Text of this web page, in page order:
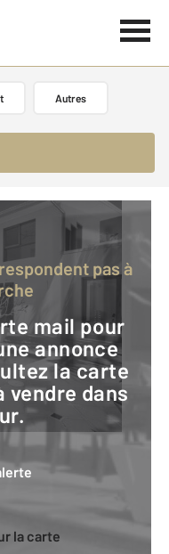
Autres
annonce
la carte
vendre dans
la carte